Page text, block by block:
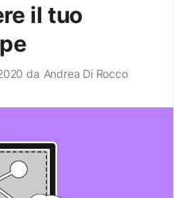
il tuo
da Andrea Di Rocco